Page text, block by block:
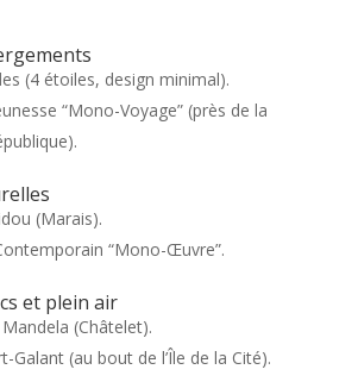
(4 étoiles, design minimal).
“Mono-Voyage” (près de la
(Marais).
“Mono-Œuvre”.
et plein air
(Châtelet).
Galant (au bout de l’Île de la Cité).